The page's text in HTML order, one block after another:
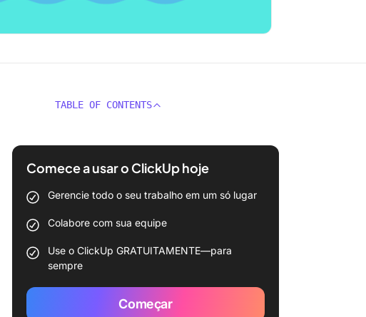
TABLE OF CONTENTS
Comece a usar o ClickUp hoje
Gerencie todo o seu trabalho em um só lugar
Colabore com sua equipe
Use o ClickUp GRATUITAMENTE—para
sempre
Começar